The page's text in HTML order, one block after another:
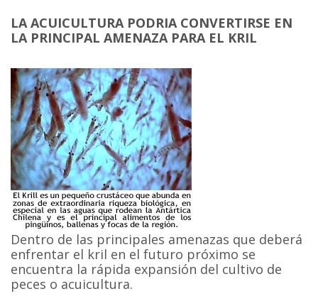
LA ACUICULTURA PODRIA CONVERTIRSE EN
LA PRINCIPAL AMENAZA PARA EL KRIL
Dentro de las principales amenazas que deberá
enfrentar el kril en el futuro próximo se
encuentra la rápida expansión del cultivo de
peces o acuicultura.